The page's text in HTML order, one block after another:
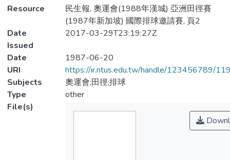
Resource
民生報, 奧運會(1988年漢城) 亞洲田徑賽
(1987年新加坡) 國際排球邀請賽, 頁2
Date
Issued
2017-03-29T23:19:27Z
Date
1987-06-20
URI
https://ir.ntus.edu.tw/handle/123456789/
Subjects
奧運會;田徑;排球
Type
other
File(s)